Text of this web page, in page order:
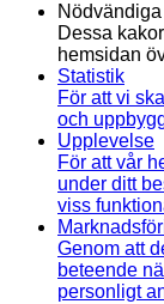
Nödvändiga
Dessa
hemsidan
Statistik
För att vi
och
Upplevelse
För att vår
under ditt
viss
Genom att
beteende
personligt